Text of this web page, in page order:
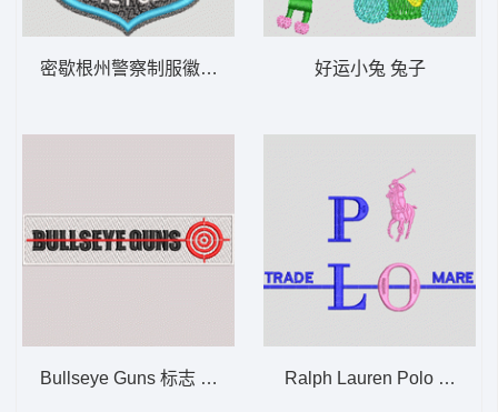
密歇根州警察制服徽章 MICHIGAN AUTISM 鹿-
Bullseye Guns 标志 BULISEYE 靶心
好运小兔 兔子
Ralph Lauren Polo Trade